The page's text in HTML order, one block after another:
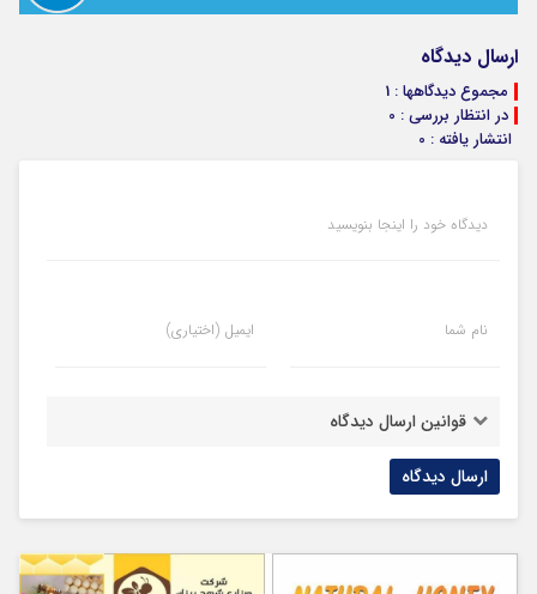
ارسال دیدگاه
مجموع دیدگاهها : 1
در انتظار بررسی : 0
انتشار یافته : 0
دیدگاه خود را اینجا بنویسید
نام شما ایمیل (اختیاری)
قوانین ارسال دیدگاه